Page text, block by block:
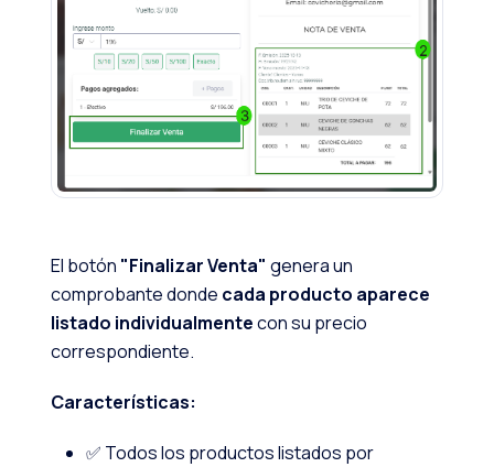
El botón "Finalizar Venta" genera un
comprobante donde cada producto aparece
listado individualmentecon su precio
correspondiente.
Características:
✅ Todos los productos listados por